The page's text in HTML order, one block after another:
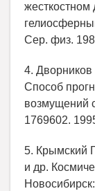
жесткостном
Сер. физ.
4.
Способ
возмущений
1769602.
5. Крымский
и др.